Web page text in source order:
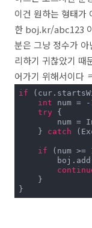
이건 원하는 형태가
한 boj.kr/abc123
분은 그냥 정수가
리하기 귀찮았기 때
어가기 위해서이다
if
int num = -
try {
num =
    }
catch
if (num >=
    }
}